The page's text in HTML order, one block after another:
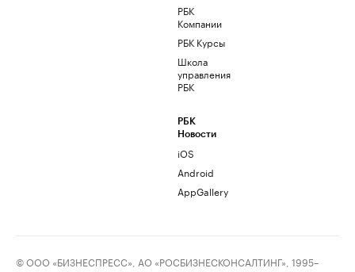
РБК
Компании
РБК Курсы
Школа
управления
РБК
РБК
Новости
iOS
Android
AppGallery
© ООО «БИЗНЕСПРЕСС», АО «РОСБИЗНЕСКОНСАЛТИНГ», 1995–